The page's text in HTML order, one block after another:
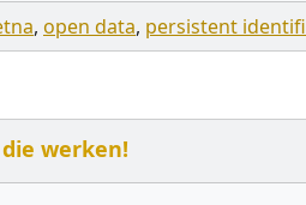
, open data, persistent
die werken!